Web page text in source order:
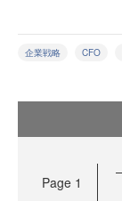
企業戦略 CFO
Page 1